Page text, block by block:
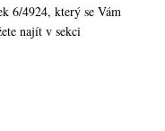
6/4924, který se Vám
najít v sekci